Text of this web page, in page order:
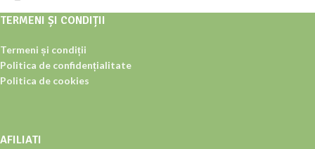
TERMENI ȘI CONDIȚII
Termeni și condiții
Politica de confidențialitate
Politica de cookies
AFILIATI